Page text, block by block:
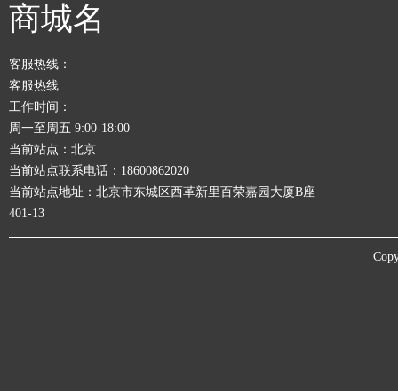
商城名
客服热线：
客服热线
工作时间：
周一至周五 9:00-18:00
当前站点：北京
当前站点联系电话：18600862020
当前站点地址：北京市东城区西革新里百荣嘉园大厦B座
401-13